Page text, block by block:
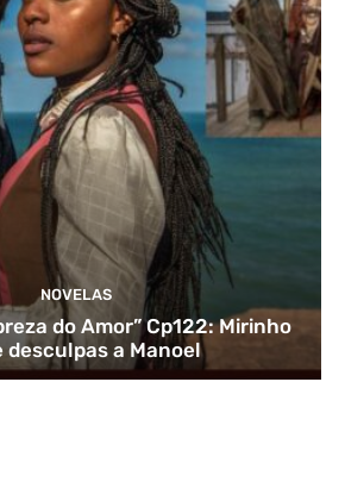
NOVELAS
do Amor” Cp122: Mirinho
desculpas a Manoel